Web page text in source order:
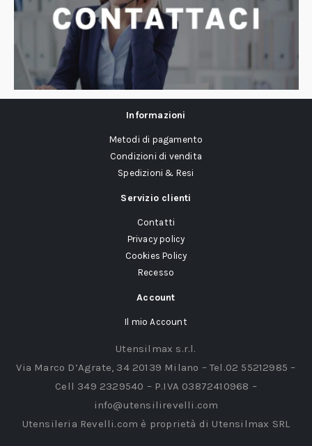
Informazioni
Metodi di pagamento
Condizioni di vendita
Spedizioni & Resi
Servizio clienti
Contatti
Privacy policy
Cookies Policy
Recesso
Account
Il mio Account
Utensilmax s.r.l.
Via Marco D’Agrate, 34 20139 Milano – Tel.02 55212985 –
Cell 349 2329540 – P.IVA 03872410968 –
info@utensilirevelli.com
Utensileria Revelli.com è proprietà di Utensilmax SRL